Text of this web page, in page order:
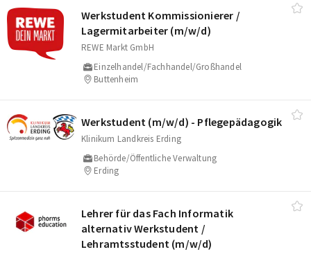
Werkstudent Kommissionierer /​
Lagermitarbeiter (m/​w/​d)
REWE Markt GmbH
Einzelhandel/Fachhandel/Großhandel
Buttenheim
Werkstudent (m/​w/​d) - Pflegepädagogik
Klinikum Landkreis Erding
Behörde/Öffentliche Verwaltung
Erding
Lehrer für das Fach Informatik
alternativ Werkstudent /​
Lehramtsstudent (m/​w/​d)